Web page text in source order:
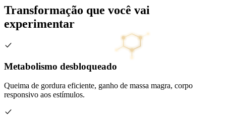
Transformação que você vai
experimentar
Metabolismo desbloqueado
Queima de gordura eficiente, ganho de massa magra, corpo
responsivo aos estímulos.